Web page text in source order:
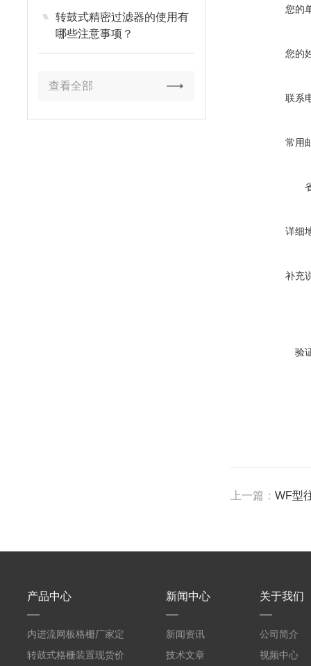
转鼓式精密过滤器的使用有
哪些注意事项？
查看全部
您的
您的
联系
常用
详细
补充
验
上一篇：WF型
产品中心
内进流网板格栅厂家定
制
转鼓式格栅装置现货价
新闻中心
新闻资讯
技术文章
关于我们
公司简介
视频中心